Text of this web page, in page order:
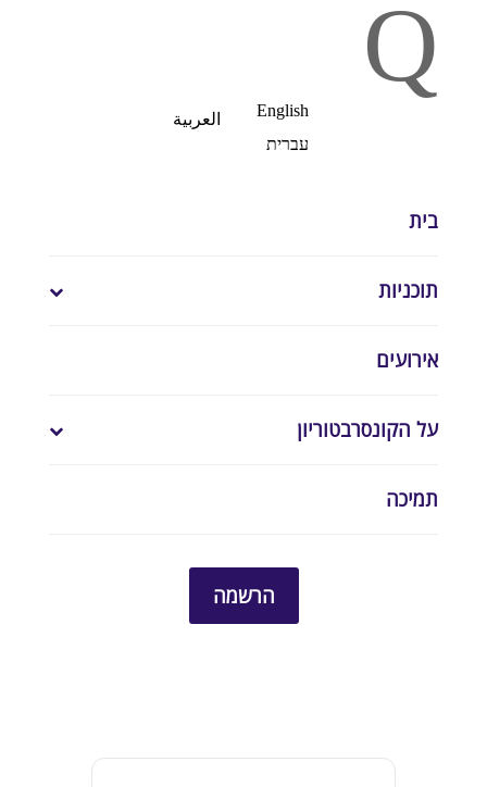
Q
English
עברית
العربية
בית
תוכניות
אירועים
על הקונסרבטוריון
תמיכה
הרשמה